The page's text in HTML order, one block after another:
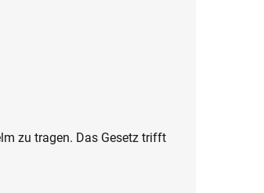
zu tragen. Das Gesetz trifft